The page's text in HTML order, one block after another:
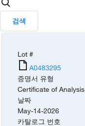
검색
Lot #
A0483295
증명서 유형
Certificate of Analysis
날짜
May-14-2026
카탈로그 번호